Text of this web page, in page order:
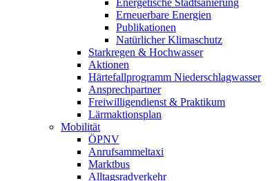
Energetische Stadtsanierung
Erneuerbare Energien
Publikationen
Natürlicher Klimaschutz
Starkregen & Hochwasser
Aktionen
Härtefallprogramm Niederschlagwasser
Ansprechpartner
Freiwilligendienst & Praktikum
Lärmaktionsplan
Mobilität
ÖPNV
Anrufsammeltaxi
Marktbus
Alltagsradverkehr